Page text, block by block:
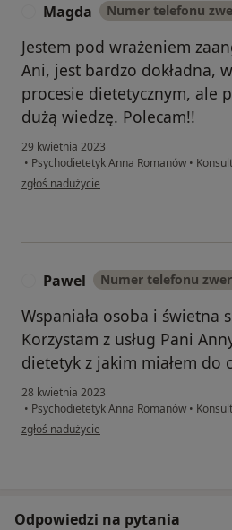
Magda Numer telefonu
Jestem pod wrażeniem
Ani, jest bardzo dokładna,
procesie dietetycznym, ale
dużą wiedzę. Polecam!!
29 kwietnia 2023
• Psychodietetyk Anna Romanów •
w opinii użytkownika Magda
zgłoś nadużycie
Pawel Numer telefonu
Wspaniała osoba i świetna
Korzystam z usług Pani
dietetyk z jakim miałem do
28 kwietnia 2023
• Psychodietetyk Anna Romanów •
w opinii użytkownika Pawel
zgłoś nadużycie
Odpowiedzi na pytania